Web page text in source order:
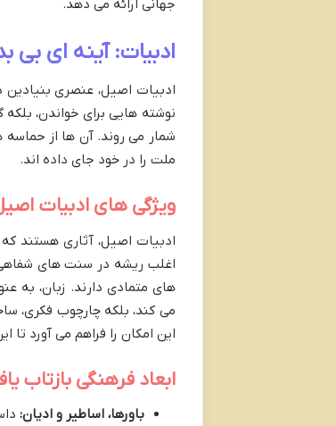
جهانی ارائه می دهد.
ادبیات: آینه ای بی
ادبیات اصیل، عنصری
نوشته هایی برای خواندن،
شمار می روند. آن ها از
ملت را در خود جای داده اند.
ویژگی های ادبیات
ادبیات اصیل، آثاری هستند
اغلب ریشه در سنت های شفاهی
های متمادی دارند. زبان، به
می کند، بلکه چارچوب فکری،
این امکان را فراهم می آورد
ابعاد فرهنگی بازتاب
باورها، اساطیر و ادیان: